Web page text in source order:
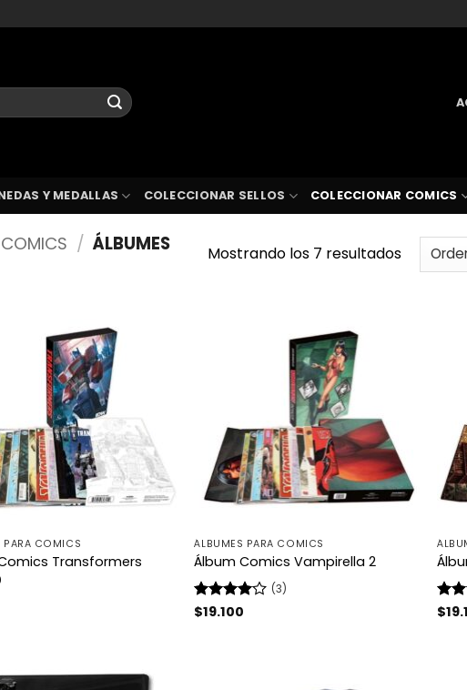
Y MEDALLAS COLECCIONAR SELLOS COLECCIONAR COMICS
/ ÁLBUMES
Mostrando los 7 resultados
PARA COMICS
Transformers
ÁLBUMES PARA COMICS
Álbum Comics Vampirella 2
Valorado
(3)
$19.100 $